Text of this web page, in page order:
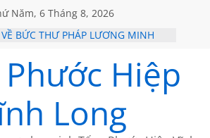
Năm, 6 Tháng 8, 2026
VỀ BỨC THƯ PHÁP LƯƠNG MINH
HỌC SỬ HỒI XƯA
MỘT ĐỜI ĐI QUA NHỮNG TRANG
SÁCH
BẤT CHỢT CỦA CHÂU LỆ DUNG
CÀ PHÊ NGẮM NÚI
Hiệp
Long